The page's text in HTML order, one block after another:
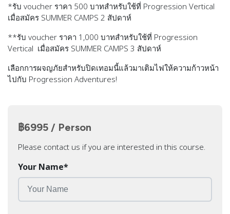
*รับ voucher ราคา 500 บาทสำหรับใช้ที่ Progression Vertical
เมื่อสมัคร SUMMER CAMPS 2 สัปดาห์
**รับ voucher ราคา 1,000 บาทสำหรับใช้ที่ Progression
Vertical เมื่อสมัคร SUMMER CAMPS 3 สัปดาห์
เลือกการผจญภัยสำหรับปิดเทอมนี้แล้วมาเติมไฟให้ความก้าวหน้า
ไปกับ Progression Adventures!
฿6995 / Person
Please contact us if you are interested in this course.
Your Name*